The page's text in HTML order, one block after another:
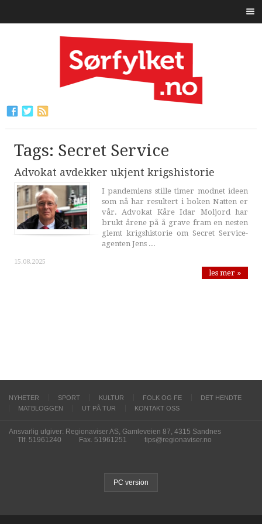
Tags: Secret Service
Advokat avdekker ukjent krigshistorie
I pandemiens stille timer modnet ideen
som nå har resultert i boken Natten er
vår. Advokat Kåre Idar Moljord har
brukt årene på å grave fram en nesten
glemt krigshistorie om Secret Service-
agenten Jens ...
15.08.2025
les mer »
NYHETER SPORT KULTUR FOLK OG FE
DET HENDTE
MATBLOGGEN
UT PÅ TUR KONTAKT OSS
Ansvarlig utgiver: Regionaviser AS, Gamleveien 87, 4315 Sandnes
Tlf. 51961240
Fax. 51961251 tips@regionaviser.no
PC version